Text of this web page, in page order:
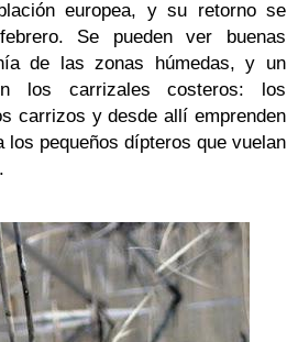
europea, y su retorno se
Se pueden ver buenas
de las zonas húmedas, y un
los carrizales costeros: los
carrizos y desde allí emprenden
pequeños dípteros que vuelan